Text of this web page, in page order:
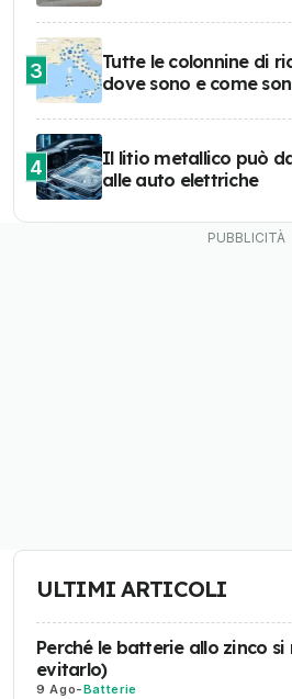
3
Tutte le colonnine di
dove sono e come
4
Il litio metallico può
alle auto elettriche
ULTIMI ARTICOLI
Perché le batterie allo zinco
evitarlo)
9 Ago-Batterie